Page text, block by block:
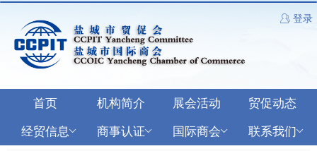
登录
首页 机构简介 展会活动
贸促动态
经贸信息
商事认证 国际商会 联系我们